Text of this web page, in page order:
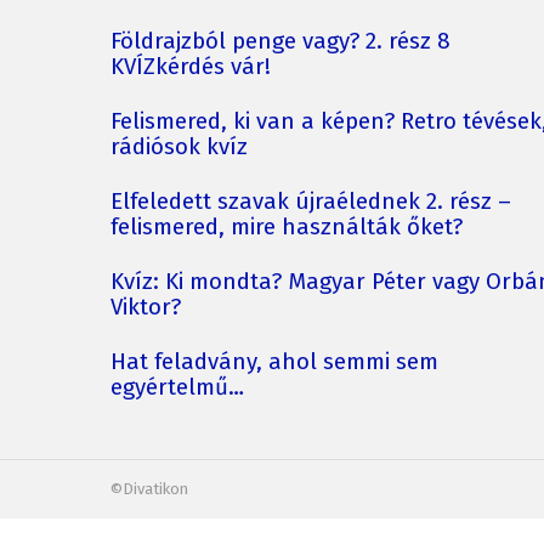
Földrajzból penge vagy? 2. rész 8
KVÍZkérdés vár!
Felismered, ki van a képen? Retro
rádiósok kvíz
Elfeledett szavak újraélednek 2. rész –
felismered, mire használták őket?
Kvíz: Ki mondta? Magyar Péter vagy
Viktor?
Hat feladvány, ahol semmi sem
egyértelmű…
©Divatikon